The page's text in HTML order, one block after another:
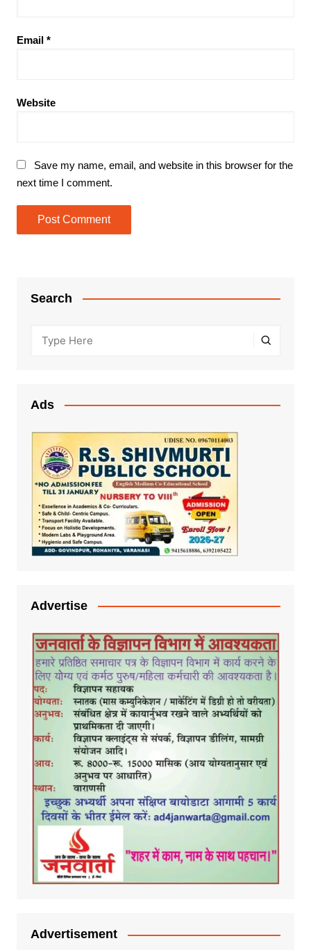
Email *
Website
Save my name, email, and website in this browser for the
next time I comment.
Search
Ads
Advertise
Advertisement